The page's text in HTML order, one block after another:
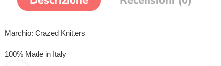
Marchio: Crazed Knitters
100% Made in Italy